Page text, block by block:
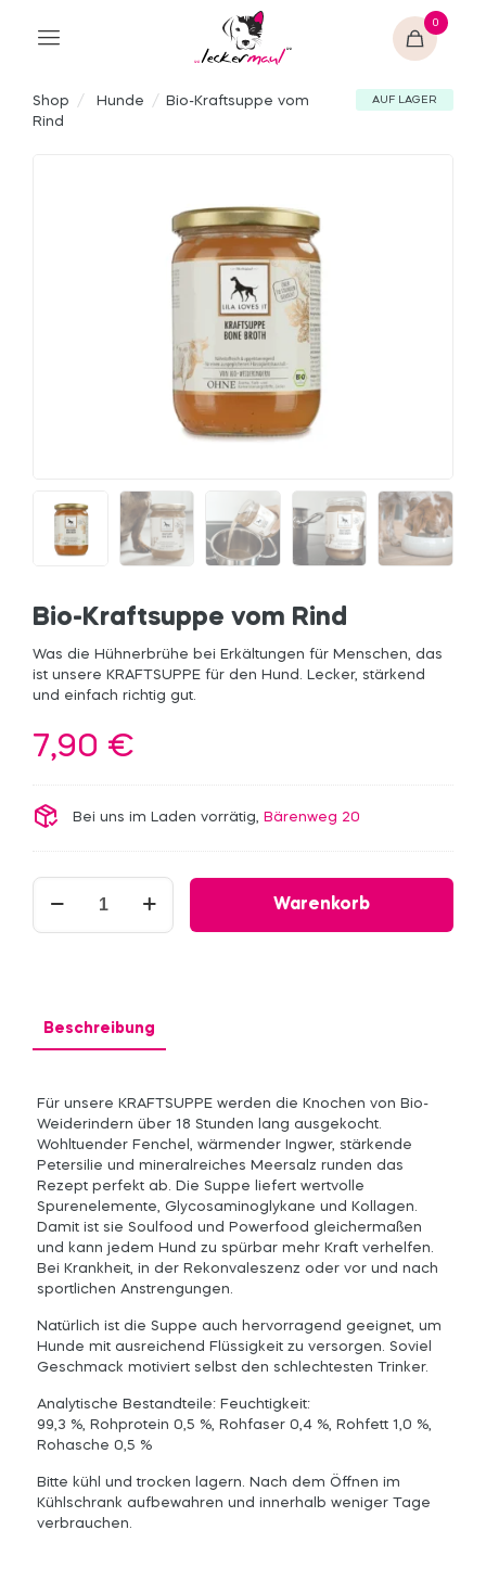
0
Beschreibung
Für unsere KRAFTSUPPE werden die Knochen von Bio-
Weiderindern über 18 Stunden lang ausgekocht.
Wohltuender Fenchel, wärmender Ingwer, stärkende
Petersilie und mineralreiches Meersalz runden das
Rezept perfekt ab. Die Suppe liefert wertvolle
Spurenelemente, Glycosaminoglykane und Kollagen.
Damit ist sie Soulfood und Powerfood gleichermaßen
und kann jedem Hund zu spürbar mehr Kraft verhelfen.
Bei Krankheit, in der Rekonvaleszenz oder vor und nach
sportlichen Anstrengungen.
Natürlich ist die Suppe auch hervorragend geeignet, um
Hunde mit ausreichend Flüssigkeit zu versorgen. Soviel
Geschmack motiviert selbst den schlechtesten Trinker.
Analytische Bestandteile: Feuchtigkeit:
99,3 %, Rohprotein 0,5 %, Rohfaser 0,4 %, Rohfett 1,0 %,
Rohasche 0,5 %
Bitte kühl und trocken lagern. Nach dem Öffnen im
Kühlschrank aufbewahren und innerhalb weniger Tage
verbrauchen.
Shop / Hunde /
Bio-Kraftsuppe vom
Rind
AUF LAGER
Bio-Kraftsuppe vom Rind
Was die Hühnerbrühe bei Erkältungen für Menschen, das
ist unsere KRAFTSUPPE für den Hund. Lecker, stärkend
und einfach richtig gut.
7,90 €
Bei uns im Laden vorrätig, Bärenweg 20
Bio-
Kraftsuppe
vom
Warenkorb